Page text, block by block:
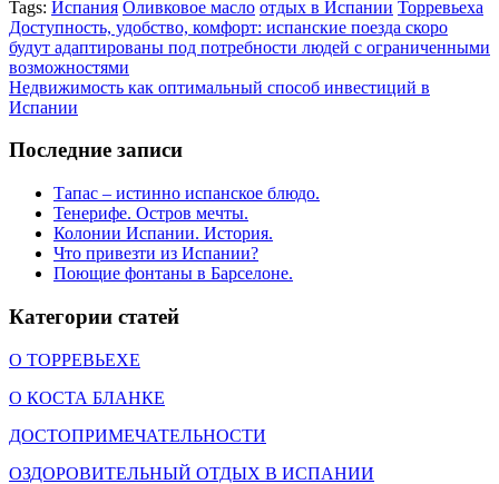
Tags: Испания Оливковое масло отдых в Испании Торревьеха
Доступность, удобство, комфорт: испанские поезда скоро
будут адаптированы под потребности людей с ограниченными
возможностями
Недвижимость как оптимальный способ инвестиций в
Испании
Последние записи
Тапас – истинно испанское блюдо.
Тенерифе. Остров мечты.
Колонии Испании. История.
Что привезти из Испании?
Поющие фонтаны в Барселоне.
Категории статей
О ТОРРЕВЬЕХЕ
О КОСТА БЛАНКЕ
ДОСТОПРИМЕЧАТЕЛЬНОСТИ
ОЗДОРОВИТЕЛЬНЫЙ ОТДЫХ В ИСПАНИИ